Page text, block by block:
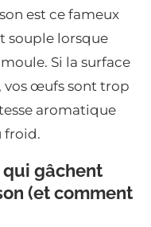
est ce fameux
souple lorsque
Si la surface
vos œufs sont trop
aromatique
froid.
qui gâchent
(et comment